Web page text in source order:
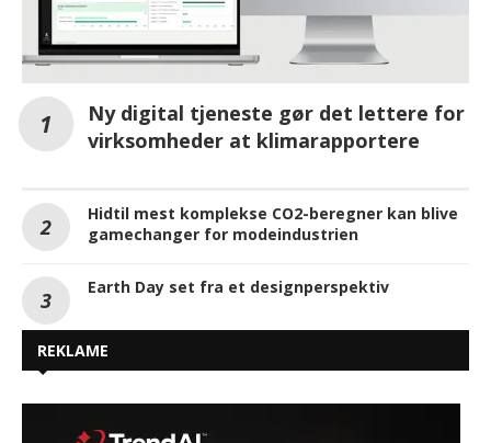
Ny digital tjeneste gør det lettere for
virksomheder at klimarapportere
Hidtil mest komplekse CO2-beregner kan blive
gamechanger for modeindustrien
Earth Day set fra et designperspektiv
REKLAME